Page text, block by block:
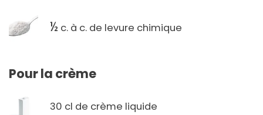
½ c. à c. de levure chimique
Pour la crème
30 cl de crème liquide